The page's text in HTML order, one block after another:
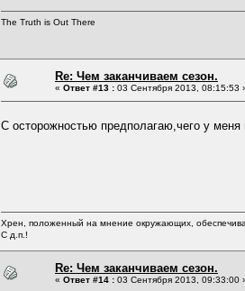
The Truth is Out There
Re: Чем заканчиваем сезон.
« Ответ #13 : 03 Сентября 2013, 08:15:53
С осторожностью предполагаю,чего у
Хрен, положенный на мнение окружающих,
С д.п.!
Re: Чем заканчиваем сезон.
« Ответ #14 : 03 Сентября 2013, 09:33:00